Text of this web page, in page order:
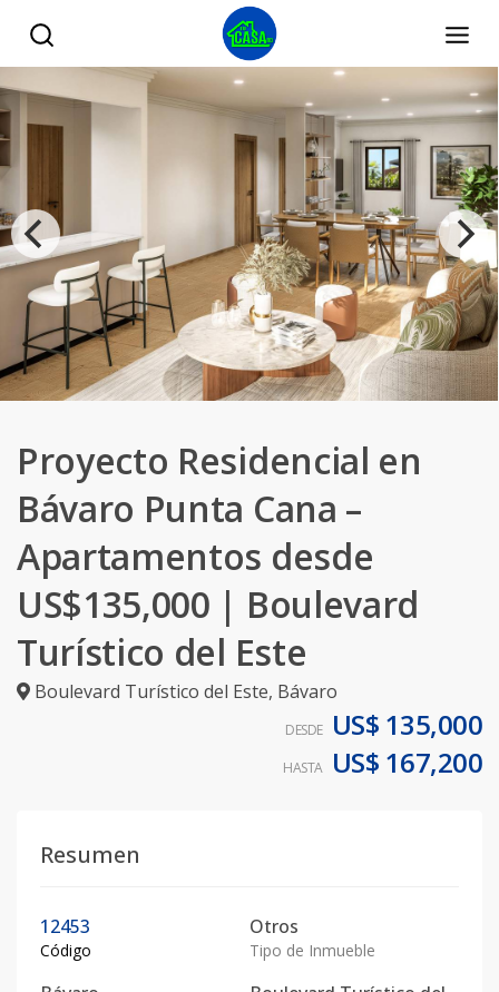
Proyecto Residencial en
Bávaro Punta Cana –
Apartamentos desde
US$135,000 | Boulevard
Turístico del Este
Boulevard Turístico del Este, Bávaro
DESDE US$ 135,000
HASTA US$ 167,200
Resumen
12453
Código
Otros
Tipo de Inmueble